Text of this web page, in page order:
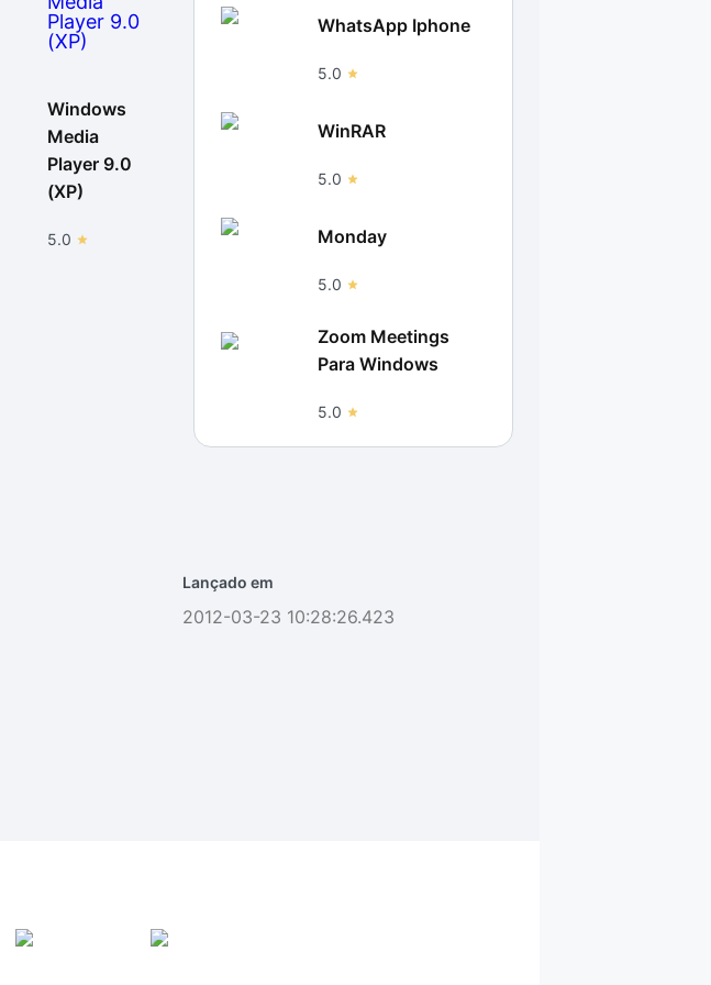
Windows
Media
Player 9.0
(XP)
5.0
WhatsApp Iphone
5.0
WinRAR
5.0
Monday
5.0
Zoom Meetings
Para Windows
5.0
Lançado em
2012-03-23 10:28:26.423